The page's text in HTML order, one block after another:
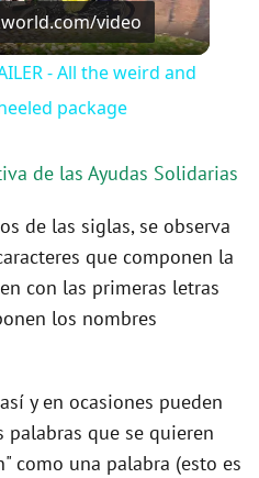
l
a
y
V
i
e
video
- All the weird and
package
de las Ayudas Solidarias
de las siglas, se observa
que componen la
con las primeras letras
los nombres
y en ocasiones pueden
palabras que se quieren
como una palabra (esto es